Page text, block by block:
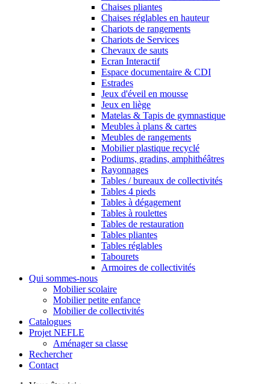
Chaises pliantes
Chaises réglables en hauteur
Chariots de rangements
Chariots de Services
Chevaux de sauts
Ecran Interactif
Espace documentaire & CDI
Estrades
Jeux d'éveil en mousse
Jeux en liège
Matelas & Tapis de gymnastique
Meubles à plans & cartes
Meubles de rangements
Mobilier plastique recyclé
Podiums, gradins, amphithéâtres
Rayonnages
Tables / bureaux de collectivités
Tables 4 pieds
Tables à dégagement
Tables à roulettes
Tables de restauration
Tables pliantes
Tables réglables
Tabourets
Armoires de collectivités
Qui sommes-nous
Mobilier scolaire
Mobilier petite enfance
Mobilier de collectivités
Catalogues
Projet NEFLE
Aménager sa classe
Rechercher
Contact